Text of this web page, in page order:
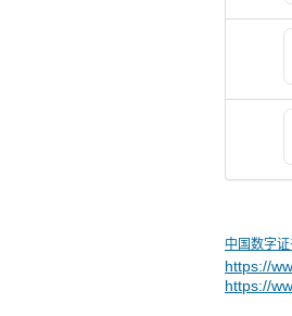
中国数字
https://
https://